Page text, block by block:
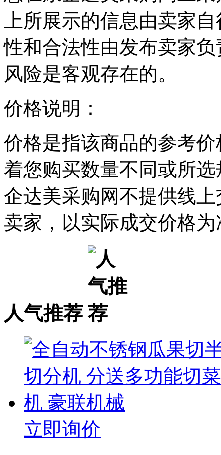
上所展示的信息由卖家
性和合法性由发布卖家
风险是客观存在的。
价格说明：
价格是指该商品的参考
着您购买数量不同或所
企达美采购网不提供线
卖家，以实际成交价格为
人气推荐
立即询价